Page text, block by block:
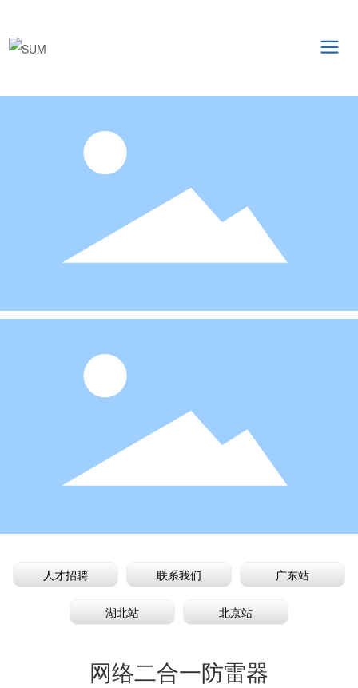
人才招聘 联系我们 广东站
湖北站 北京站
网络二合一防雷器